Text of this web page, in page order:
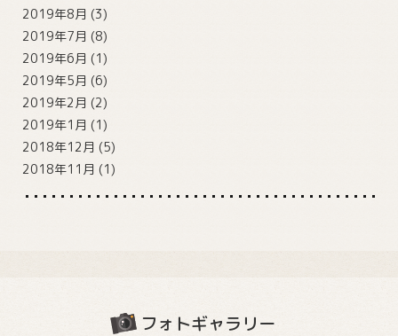
2019年8月 (3)
2019年7月 (8)
2019年6月 (1)
2019年5月 (6)
2019年2月 (2)
2019年1月 (1)
2018年12月 (5)
2018年11月 (1)
フォトギャラリー